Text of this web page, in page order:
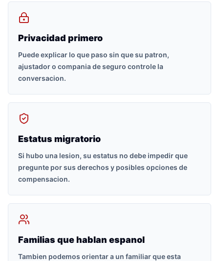
Privacidad primero
Puede explicar lo que paso sin que su patron,
ajustador o compania de seguro controle la
conversacion.
Estatus migratorio
Si hubo una lesion, su estatus no debe impedir que
pregunte por sus derechos y posibles opciones de
compensacion.
Familias que hablan espanol
Tambien podemos orientar a un familiar que esta